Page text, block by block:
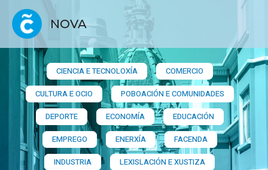
NOVA
CIENCIA E TECNOLOXÍA
COMERCIO
CULTURA E OCIO
POBOACIÓN E COMUNIDADES
DEPORTE
ECONOMÍA
EDUCACIÓN
EMPREGO
ENERXÍA
FACENDA
INDUSTRIA
LEXISLACIÓN E XUSTIZA